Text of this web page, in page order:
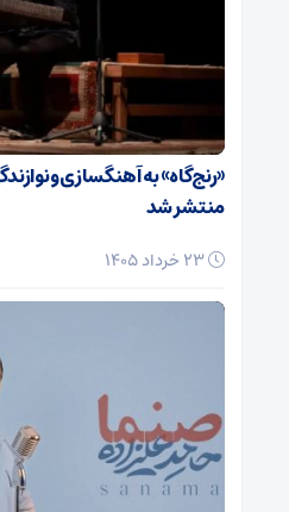
«رنج‌گاه» به آهنگسازی و
منتشر شد